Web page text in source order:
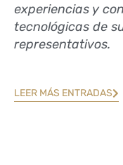
experiencias y
tecnológicas de
representativos.
LEER MÁS ENTRADAS